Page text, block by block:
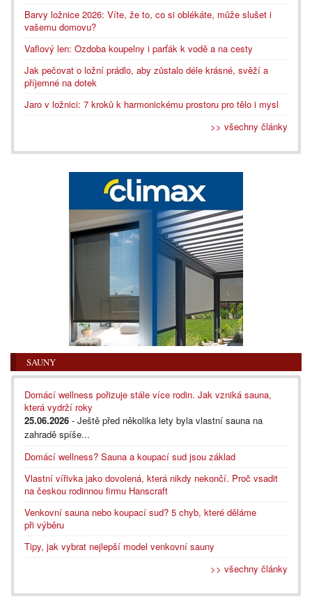
Barvy ložnice 2026: Víte, že to, co si oblékáte, může slušet i
vašemu domovu?
Vaflový len: Ozdoba koupelny i parťák k vodě a na cesty
Jak pečovat o ložní prádlo, aby zůstalo déle krásné, svěží a
příjemné na dotek
Jaro v ložnici: 7 kroků k harmonickému prostoru pro tělo i mysl
>> všechny články
SAUNY
Domácí wellness pořizuje stále více rodin. Jak vzniká sauna,
která vydrží roky
25.06.2026 - Ještě před několika lety byla vlastní sauna na
zahradě spíše...
Domácí wellness? Sauna a koupací sud jsou základ
Vlastní vířivka jako dovolená, která nikdy nekončí. Proč vsadit
na českou rodinnou firmu Hanscraft
Venkovní sauna nebo koupací sud? 5 chyb, které děláme
při výběru
Tipy, jak vybrat nejlepší model venkovní sauny
>> všechny články